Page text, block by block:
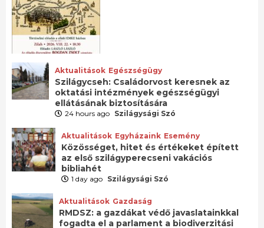
Aktualitások Egészségügy
Szilágycseh: Családorvost keresnek az
oktatási intézmények egészségügyi
ellátásának biztosítására
24 hours ago Szilágysági Szó
Aktualitások Egyházaink Esemény
Közösséget, hitet és értékeket épített
az első szilágyperecseni vakációs
bibliahét
1 day ago Szilágysági Szó
Aktualitások Gazdaság
RMDSZ: a gazdákat védő javaslatainkkal
fogadta el a parlament a biodiverzitási